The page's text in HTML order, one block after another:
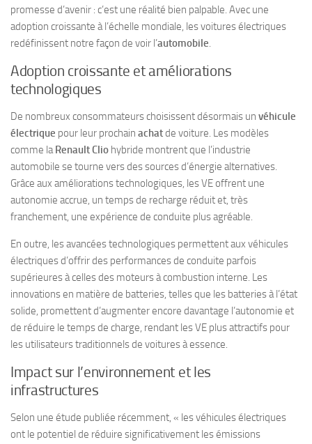
promesse d’avenir : c’est une réalité bien palpable. Avec une
adoption croissante à l’échelle mondiale, les voitures électriques
redéfinissent notre façon de voir l’automobile.
Adoption croissante et améliorations
technologiques
De nombreux consommateurs choisissent désormais un véhicule
électrique pour leur prochain achatde voiture. Les modèles
comme laRenault Clio hybride montrent que l’industrie
automobile se tourne vers des sources d’énergie alternatives.
Grâce aux améliorations technologiques, les VE offrent une
autonomie accrue, un temps de recharge réduit et, très
franchement, une expérience de conduite plus agréable.
En outre, les avancées technologiques permettent aux véhicules
électriques d’offrir des performances de conduite parfois
supérieures à celles des moteurs à combustion interne. Les
innovations en matière de batteries, telles que les batteries à l’état
solide, promettent d’augmenter encore davantage l’autonomie et
de réduire le temps de charge, rendant les VE plus attractifs pour
les utilisateurs traditionnels de voitures à essence.
Impact sur l’environnement et les
infrastructures
Selon une étude publiée récemment, « les véhicules électriques
ont le potentiel de réduire significativement les émissions